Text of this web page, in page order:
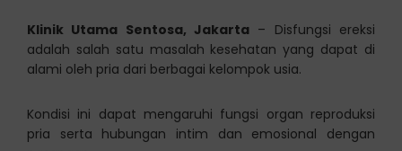
Klinik Utama Sentosa, Jakarta – Disfungsi ereksi
adalah salah satu masalah kesehatan yang dapat di
alami oleh pria dari berbagai kelompok usia.
Kondisi ini dapat mengaruhi fungsi organ reproduksi
pria serta hubungan intim dan emosional dengan